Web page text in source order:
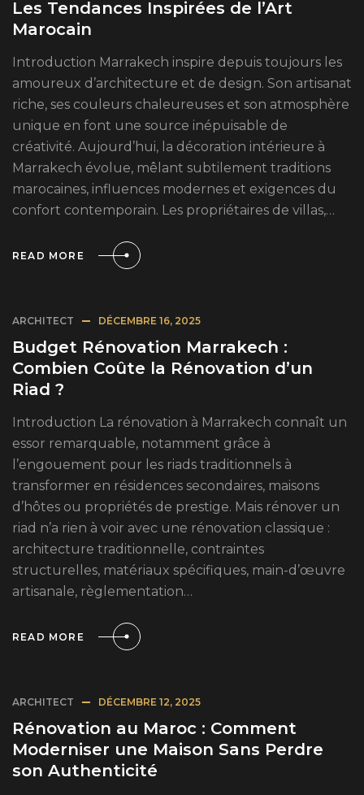
Les Tendances Inspirées de l’Art
Marocain
Introduction Marrakech inspire depuis toujours les
amoureux d’architecture et de design. Son artisanat
riche, ses couleurs chaleureuses et son atmosphère
unique en font une source inépuisable de
créativité. Aujourd’hui, la décoration intérieure à
Marrakech évolue, mêlant subtilement traditions
marocaines, influences modernes et exigences du
confort contemporain. Les propriétaires de villas,…
READ MORE
ARCHITECT DÉCEMBRE 16, 2025
Budget Rénovation Marrakech :
Combien Coûte la Rénovation d’un
Riad ?
Introduction La rénovation à Marrakech connaît un
essor remarquable, notamment grâce à
l’engouement pour les riads traditionnels à
transformer en résidences secondaires, maisons
d’hôtes ou propriétés de prestige. Mais rénover un
riad n’a rien à voir avec une rénovation classique :
architecture traditionnelle, contraintes
structurelles, matériaux spécifiques, main-d’œuvre
artisanale, règlementation…
READ MORE
ARCHITECT DÉCEMBRE 12, 2025
Rénovation au Maroc : Comment
Moderniser une Maison Sans Perdre
son Authenticité